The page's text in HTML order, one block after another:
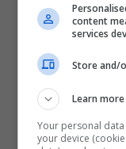
content
services
Store and/
Learn more
Your personal
your device